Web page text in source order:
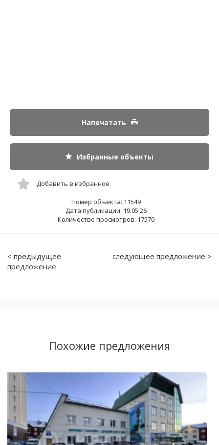
Напечатать
Избранные объекты
Добавить в избранное
Номер объекта: 11549
Дата публикации: 19.05.26
Количество просмотров: 17570
< предыдущее
предложение
следующее предложение >
Похожие предложения